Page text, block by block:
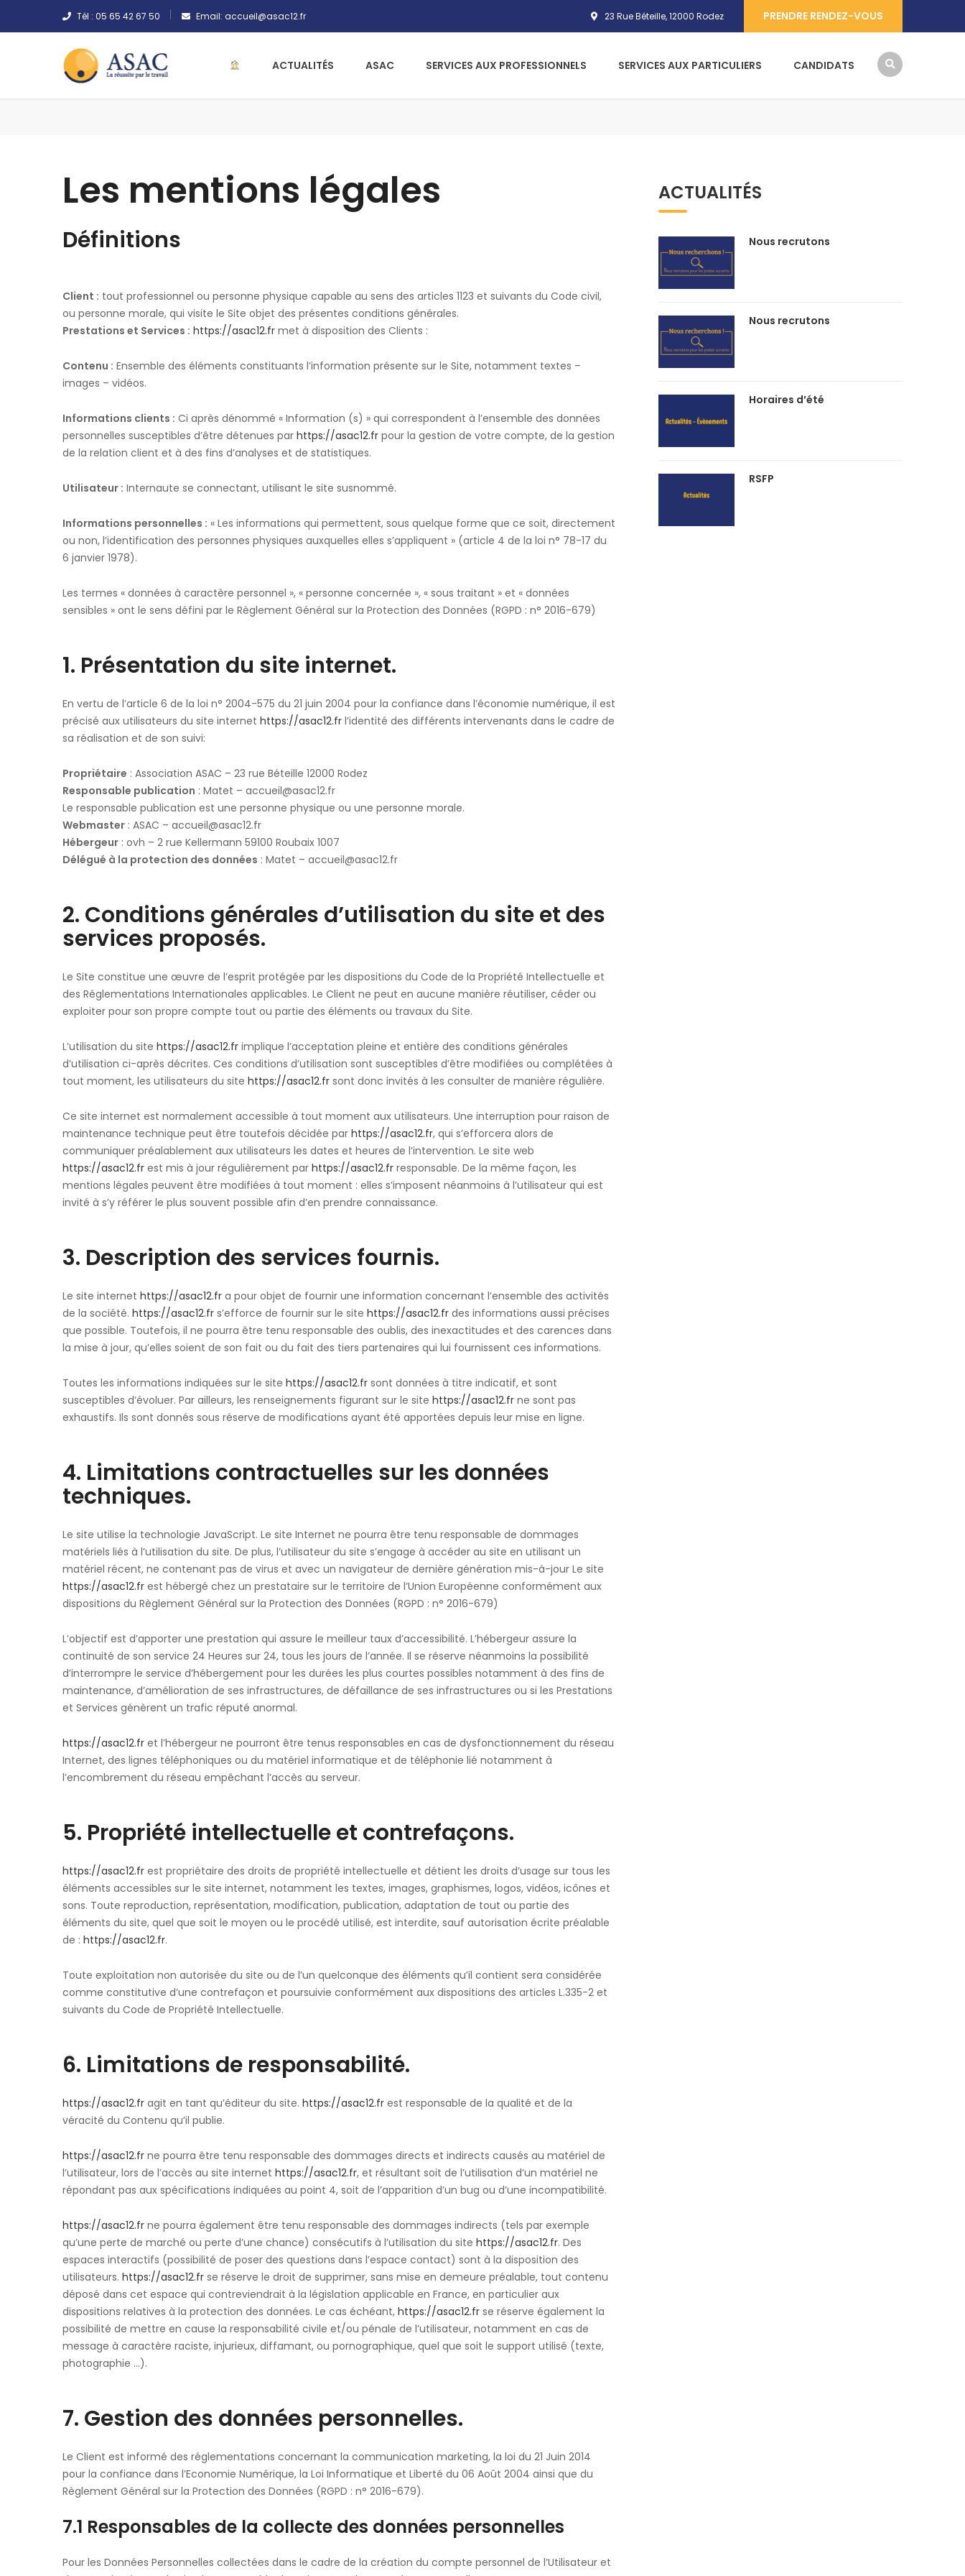
Tél : 05 65 42 67 50 Email: accueil@asac12.fr 23 Rue Béteille, 12000 Rodez PRENDRE RENDEZ-VOUS
ACTUALITÉS ASAC SERVICES AUX PROFESSIONNELS SERVICES AUX PARTICULIERS CANDIDATS
Les mentions légales
Définitions
Client : tout professionnel ou personne physique capable au sens des articles 1123 et suivants du Code civil,
ou personne morale, qui visite le Site objet des présentes conditions générales.
Prestations et Services : https://asac12.fr met à disposition des Clients :
Contenu : Ensemble des éléments constituants l’information présente sur le Site, notamment textes –
images – vidéos.
Informations clients : Ci après dénommé « Information (s) » qui correspondent à l’ensemble des données
personnelles susceptibles d’être détenues par https://asac12.fr pour la gestion de votre compte, de la gestion
de la relation client et à des fins d’analyses et de statistiques.
Utilisateur : Internaute se connectant, utilisant le site susnommé.
Informations personnelles : « Les informations qui permettent, sous quelque forme que ce soit, directement
ou non, l’identification des personnes physiques auxquelles elles s’appliquent » (article 4 de la loi n° 78-17 du
6 janvier 1978).
Les termes « données à caractère personnel », « personne concernée », « sous traitant » et « données
sensibles » ont le sens défini par le Règlement Général sur la Protection des Données (RGPD : n° 2016-679)
1. Présentation du site internet.
En vertu de l’article 6 de la loi n° 2004-575 du 21 juin 2004 pour la confiance dans l’économie numérique, il est
précisé aux utilisateurs du site internet https://asac12.fr l’identité des différents intervenants dans le cadre de
sa réalisation et de son suivi:
Propriétaire : Association ASAC – 23 rue Béteille 12000 Rodez
Responsable publication : Matet – accueil@asac12.fr
Le responsable publication est une personne physique ou une personne morale.
Webmaster : ASAC – accueil@asac12.fr
Hébergeur : ovh – 2 rue Kellermann 59100 Roubaix 1007
Délégué à la protection des données : Matet – accueil@asac12.fr
2. Conditions générales d’utilisation du site et des
services proposés.
Le Site constitue une œuvre de l’esprit protégée par les dispositions du Code de la Propriété Intellectuelle et
des Réglementations Internationales applicables. Le Client ne peut en aucune manière réutiliser, céder ou
exploiter pour son propre compte tout ou partie des éléments ou travaux du Site.
L’utilisation du site https://asac12.fr implique l’acceptation pleine et entière des conditions générales
d’utilisation ci-après décrites. Ces conditions d’utilisation sont susceptibles d’être modifiées ou complétées à
tout moment, les utilisateurs du site https://asac12.fr sont donc invités à les consulter de manière régulière.
Ce site internet est normalement accessible à tout moment aux utilisateurs. Une interruption pour raison de
maintenance technique peut être toutefois décidée par https://asac12.fr, qui s’efforcera alors de
communiquer préalablement aux utilisateurs les dates et heures de l’intervention. Le site web
https://asac12.fr est mis à jour régulièrement par https://asac12.fr responsable. De la même façon, les
mentions légales peuvent être modifiées à tout moment : elles s’imposent néanmoins à l’utilisateur qui est
invité à s’y référer le plus souvent possible afin d’en prendre connaissance.
3. Description des services fournis.
Le site internet https://asac12.fr a pour objet de fournir une information concernant l’ensemble des activités
de la société. https://asac12.fr s’efforce de fournir sur le site https://asac12.fr des informations aussi précises
que possible. Toutefois, il ne pourra être tenu responsable des oublis, des inexactitudes et des carences dans
la mise à jour, qu’elles soient de son fait ou du fait des tiers partenaires qui lui fournissent ces informations.
Toutes les informations indiquées sur le site https://asac12.fr sont données à titre indicatif, et sont
susceptibles d’évoluer. Par ailleurs, les renseignements figurant sur le site https://asac12.fr ne sont pas
exhaustifs. Ils sont donnés sous réserve de modifications ayant été apportées depuis leur mise en ligne.
4. Limitations contractuelles sur les données
techniques.
Le site utilise la technologie JavaScript. Le site Internet ne pourra être tenu responsable de dommages
matériels liés à l’utilisation du site. De plus, l’utilisateur du site s’engage à accéder au site en utilisant un
matériel récent, ne contenant pas de virus et avec un navigateur de dernière génération mis-à-jour Le site
https://asac12.fr est hébergé chez un prestataire sur le territoire de l’Union Européenne conformément aux
dispositions du Règlement Général sur la Protection des Données (RGPD : n° 2016-679)
L’objectif est d’apporter une prestation qui assure le meilleur taux d’accessibilité. L’hébergeur assure la
continuité de son service 24 Heures sur 24, tous les jours de l’année. Il se réserve néanmoins la possibilité
d’interrompre le service d’hébergement pour les durées les plus courtes possibles notamment à des fins de
maintenance, d’amélioration de ses infrastructures, de défaillance de ses infrastructures ou si les Prestations
et Services génèrent un trafic réputé anormal.
https://asac12.fr et l’hébergeur ne pourront être tenus responsables en cas de dysfonctionnement du réseau
Internet, des lignes téléphoniques ou du matériel informatique et de téléphonie lié notamment à
l’encombrement du réseau empêchant l’accès au serveur.
5. Propriété intellectuelle et contrefaçons.
https://asac12.fr est propriétaire des droits de propriété intellectuelle et détient les droits d’usage sur tous les
éléments accessibles sur le site internet, notamment les textes, images, graphismes, logos, vidéos, icônes et
sons. Toute reproduction, représentation, modification, publication, adaptation de tout ou partie des
éléments du site, quel que soit le moyen ou le procédé utilisé, est interdite, sauf autorisation écrite préalable
de : https://asac12.fr.
Toute exploitation non autorisée du site ou de l’un quelconque des éléments qu’il contient sera considérée
comme constitutive d’une contrefaçon et poursuivie conformément aux dispositions des articles L.335-2 et
suivants du Code de Propriété Intellectuelle.
6. Limitations de responsabilité.
https://asac12.fr agit en tant qu’éditeur du site. https://asac12.fr est responsable de la qualité et de la
véracité du Contenu qu’il publie.
https://asac12.fr ne pourra être tenu responsable des dommages directs et indirects causés au matériel de
l’utilisateur, lors de l’accès au site internet https://asac12.fr, et résultant soit de l’utilisation d’un matériel ne
répondant pas aux spécifications indiquées au point 4, soit de l’apparition d’un bug ou d’une incompatibilité.
https://asac12.fr ne pourra également être tenu responsable des dommages indirects (tels par exemple
qu’une perte de marché ou perte d’une chance) consécutifs à l’utilisation du site https://asac12.fr. Des
espaces interactifs (possibilité de poser des questions dans l’espace contact) sont à la disposition des
utilisateurs. https://asac12.fr se réserve le droit de supprimer, sans mise en demeure préalable, tout contenu
déposé dans cet espace qui contreviendrait à la législation applicable en France, en particulier aux
dispositions relatives à la protection des données. Le cas échéant, https://asac12.fr se réserve également la
possibilité de mettre en cause la responsabilité civile et/ou pénale de l’utilisateur, notamment en cas de
message à caractère raciste, injurieux, diffamant, ou pornographique, quel que soit le support utilisé (texte,
photographie …).
7. Gestion des données personnelles.
Le Client est informé des réglementations concernant la communication marketing, la loi du 21 Juin 2014
pour la confiance dans l’Economie Numérique, la Loi Informatique et Liberté du 06 Août 2004 ainsi que du
Règlement Général sur la Protection des Données (RGPD : n° 2016-679).
7.1 Responsables de la collecte des données personnelles
Pour les Données Personnelles collectées dans le cadre de la création du compte personnel de l’Utilisateur et
ACTUALITÉS
Nous recrutons
Nous recrutons
Horaires d’été
RSFP